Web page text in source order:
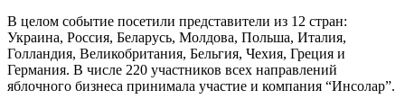
В целом событие посетили представители из 12 стран:
Украина, Россия, Беларусь, Молдова, Польша, Италия,
Голландия, Великобритания, Бельгия, Чехия, Греция и
Германия. В числе 220 участников всех направлений
яблочного бизнеса принимала участие и компания “Инсолар”.